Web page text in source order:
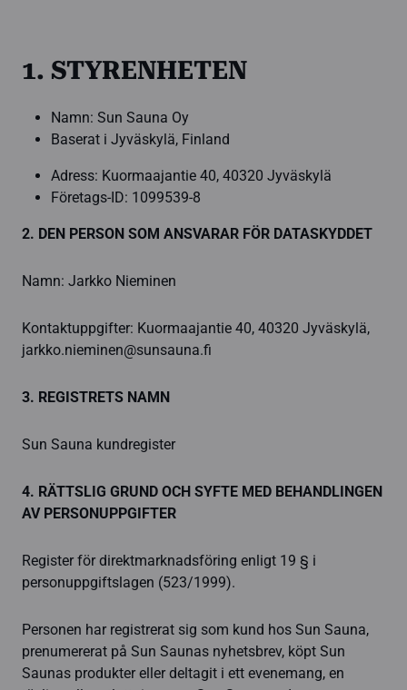
1. STYRENHETEN
Namn: Sun Sauna Oy
Baserat i Jyväskylä, Finland
Adress: Kuormaajantie 40, 40320 Jyväskylä
Företags-ID: 1099539-8
2. DEN PERSON SOM ANSVARAR FÖR DATASKYDDET
Namn: Jarkko Nieminen
Kontaktuppgifter: Kuormaajantie 40, 40320 Jyväskylä,
jarkko.nieminen@sunsauna.fi
3. REGISTRETS NAMN
Sun Sauna kundregister
4. RÄTTSLIG GRUND OCH SYFTE MED BEHANDLINGEN
AV PERSONUPPGIFTER
Register för direktmarknadsföring enligt 19 § i
personuppgiftslagen (523/1999).
Personen har registrerat sig som kund hos Sun Sauna,
prenumererat på Sun Saunas nyhetsbrev, köpt Sun
Saunas produkter eller deltagit i ett evenemang, en